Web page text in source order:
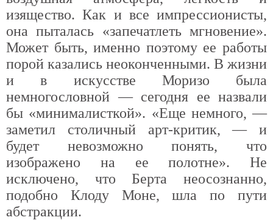
изящество. Как и все импрессионисты,
она пыталась «запечатлеть мгновение».
Может быть, именно поэтому ее работы
порой казались неоконченными. В жизни
и в искусстве Моризо была
немногословной — сегодня ее назвали
бы «минималисткой». «Еще немного, —
заметил столичный арт-критик, — и
будет невозможно понять, что
изображено на ее полотне». Не
исключено, что Берта неосознанно,
подобно Клоду Моне, шла по пути
абстракции.